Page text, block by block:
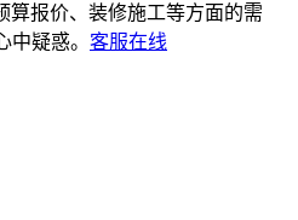
算报价、装修施工等方面的需
中疑惑。 客服在线